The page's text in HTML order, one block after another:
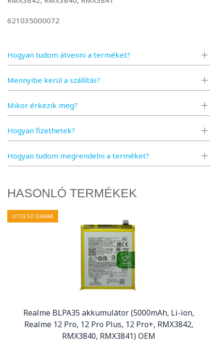
Hogyan tudom átvenni a terméket?
Mennyibe kerül a szállítás?
Mikor érkezik meg?
Hogyan fizethetek?
Hogyan tudom megrendelni a terméket?
621035000072
HASONLÓ TERMÉKEK
UTOLSO DARAB
Realme BLPA35 akkumulátor (5000mAh, Li-ion,
Realme 12 Pro, 12 Pro Plus, 12 Pro+, RMX3842,
RMX3840, RMX3841) OEM